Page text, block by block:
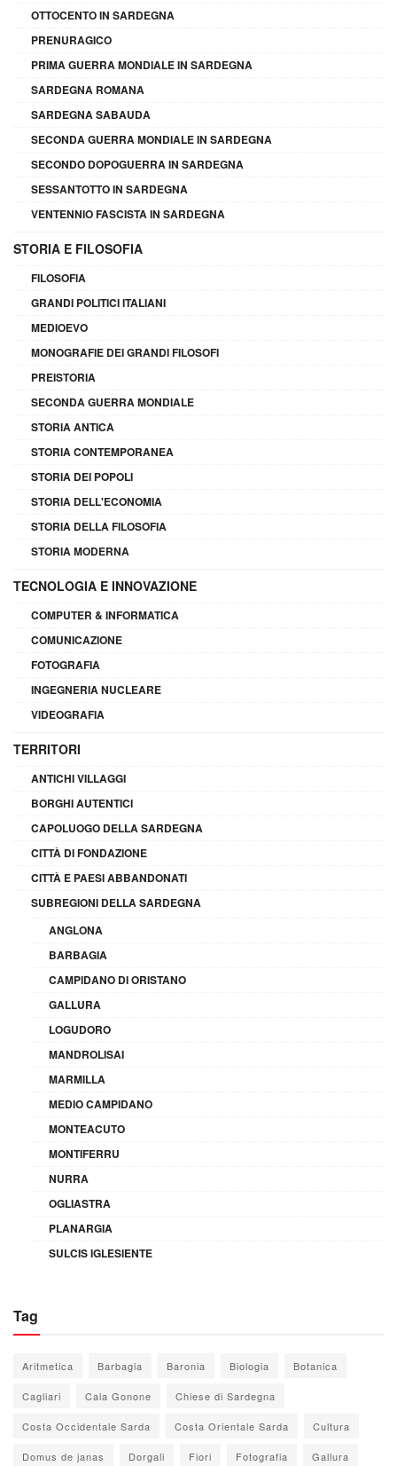
OTTOCENTO IN SARDEGNA
PRENURAGICO
PRIMA GUERRA MONDIALE IN SARDEGNA
SARDEGNA ROMANA
SARDEGNA SABAUDA
SECONDA GUERRA MONDIALE IN SARDEGNA
SECONDO DOPOGUERRA IN SARDEGNA
SESSANTOTTO IN SARDEGNA
VENTENNIO FASCISTA IN SARDEGNA
STORIA E FILOSOFIA
FILOSOFIA
GRANDI POLITICI ITALIANI
MEDIOEVO
MONOGRAFIE DEI GRANDI FILOSOFI
PREISTORIA
SECONDA GUERRA MONDIALE
STORIA ANTICA
STORIA CONTEMPORANEA
STORIA DEI POPOLI
STORIA DELL'ECONOMIA
STORIA DELLA FILOSOFIA
STORIA MODERNA
TECNOLOGIA E INNOVAZIONE
COMPUTER & INFORMATICA
COMUNICAZIONE
FOTOGRAFIA
INGEGNERIA NUCLEARE
VIDEOGRAFIA
TERRITORI
ANTICHI VILLAGGI
BORGHI AUTENTICI
CAPOLUOGO DELLA SARDEGNA
CITTÀ DI FONDAZIONE
CITTÀ E PAESI ABBANDONATI
SUBREGIONI DELLA SARDEGNA
ANGLONA
BARBAGIA
CAMPIDANO DI ORISTANO
GALLURA
LOGUDORO
MANDROLISAI
MARMILLA
MEDIO CAMPIDANO
MONTEACUTO
MONTIFERRU
NURRA
OGLIASTRA
PLANARGIA
SULCIS IGLESIENTE
Tag
Aritmetica Barbagia Baronia Biologia Botanica
Cagliari Cala Gonone Chiese di Sardegna
Costa Occidentale Sarda Costa Orientale Sarda Cultura
Domus de janas Dorgali Fiori Fotografia Gallura